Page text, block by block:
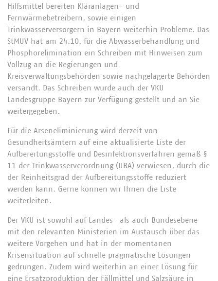
Hilfsmittel bereiten Kläranlagen- und
Fernwärmebetreibern, sowie einigen
Trinkwasserversorgern in Bayern weiterhin Probleme. Das
StMUV hat am 24.10. für die Abwasserbehandlung und
Phosphorelimination ein Schreiben mit Hinweisen zum
Vollzug an die Regierungen und
Kreisverwaltungsbehörden sowie nachgelagerte Behörden
versandt. Das Schreiben wurde auch der VKU
Landesgruppe Bayern zur Verfügung gestellt und an Sie
weitergegeben.
Für die Arseneliminierung wird derzeit von
Gesundheitsämtern auf eine aktualisierte Liste der
Aufbereitungsstoffe und Desinfektionsverfahren gemäß §
11 der Trinkwasserverordnung (UBA) verwiesen, durch die
der Reinheitsgrad der Aufbereitungsstoffe reduziert
werden kann. Gerne können wir Ihnen die Liste
weiterleiten.
Der VKU ist sowohl auf Landes- als auch Bundesebene
mit den relevanten Ministerien im Austausch über das
weitere Vorgehen und hat in der momentanen
Krisensituation auf schnelle pragmatische Lösungen
gedrungen. Zudem wird weiterhin an einer Lösung für
eine Ersatzproduktion der Fällmittel und Salzsäure in